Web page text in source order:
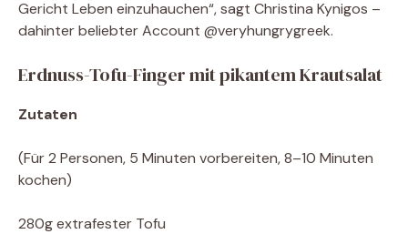
Gericht Leben einzuhauchen“, sagt Christina Kynigos –
dahinter beliebter Account @veryhungrygreek.
Erdnuss-Tofu-Finger mit pikantem Krautsalat
Zutaten
(Für 2 Personen, 5 Minuten vorbereiten, 8–10 Minuten
kochen)
280g extrafester Tofu